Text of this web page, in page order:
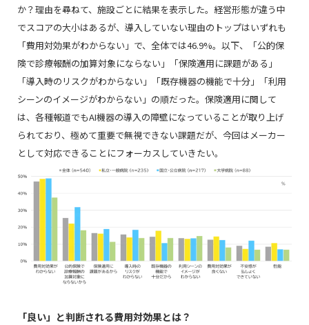
か？理由を尋ねて、施設ごとに結果を表示した。経営形態が違う中
でスコアの大小はあるが、導入していない理由のトップはいずれも
「費用対効果がわからない」で、全体では46.9%。以下、「公的保
険で診療報酬の加算対象にならない」「保険適用に課題がある」
「導入時のリスクがわからない」「既存機器の機能で十分」「利用
シーンのイメージがわからない」の順だった。保険適用に関して
は、各種報道でもAI機器の導入の障壁になっていることが取り上げ
られており、極めて重要で無視できない課題だが、今回はメーカー
として対応できることにフォーカスしていきたい。
「良い」と判断される費用対効果とは？